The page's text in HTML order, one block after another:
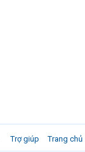
Trợ giúp Trang chủ